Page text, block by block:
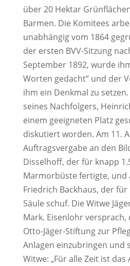
über 20 Hektar
Barmen. Die Komitees
unabhängig vom 1864
der ersten BVV-Sitzung
September 1892, wurde
Worten gedacht“ und der
ihm ein Denkmal zu
seines Nachfolgers,
einem geeigneten Platz
diskutiert worden. Am 11.
Auftragsvergabe an den
Disselhoff, der für knapp
Marmorbüste fertigte, und
Friedrich Backhaus, der für
Säule schuf. Die Witwe
Mark. Eisenlohr versprach,
Otto-Jäger-Stiftung zur
Anlagen einzubringen und
Witwe: „Für alle Zeit ist